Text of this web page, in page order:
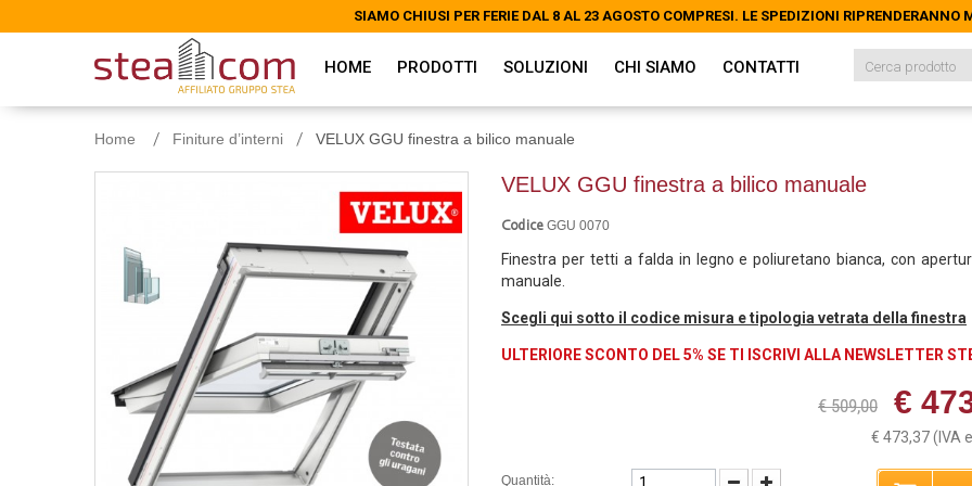
SIAMO CHIUSI PER FERIE DAL 8 AL 23 AGOSTO COMPRESI. LE SPEDIZIONI RIPRENDERANNO
HOME PRODOTTI SOLUZIONI CHI SIAMO CONTATTI
Home Finiture d’interni VELUX GGU finestra a bilico manuale
VELUX GGU finestra a bilico manuale
Codice GGU 0070
Finestra per tetti a falda in legno e poliuretano bianca, con
manuale.
Scegli qui sotto il codice misura e tipologia vetrata della finestra
ULTERIORE SCONTO DEL 5% SE TI ISCRIVI ALLA NEWSLETTER
€
€ 509,00
€ 473,37(IVA
Quantità:
SIAMO CHIUSI PER FERIE DAL 8 AL 23 AGOSTO COMPRESI. LE SPEDIZIONI RIPRENDERANNO